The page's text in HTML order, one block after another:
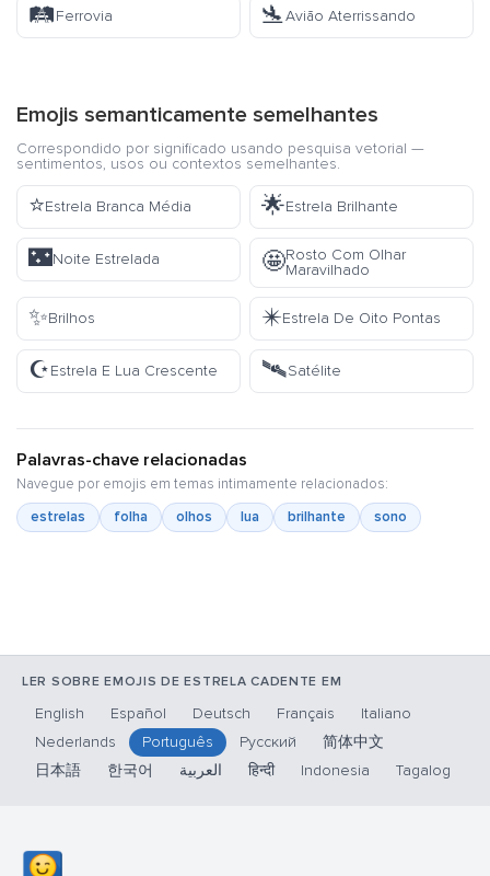
🛤️Ferrovia 🛬Avião Aterrissando
Emojis semanticamente semelhantes
Correspondido por significado usando pesquisa vetorial —
sentimentos, usos ou contextos semelhantes.
⭐Estrela Branca Média 🌟Estrela Brilhante
🌃Noite Estrelada 🤩Rosto Com Olhar
Maravilhado
✨Brilhos ✴️Estrela De Oito Pontas
☪️Estrela E Lua Crescente 🛰️Satélite
Palavras-chave relacionadas
Navegue por emojis em temas intimamente relacionados:
estrelas
folha olhos lua brilhante sono
LER SOBRE EMOJIS DE ESTRELA CADENTE EM
English Español Deutsch Français
Italiano
Nederlands
Português Русский
简体中文
日本語
한국어 العربية हिन्दी Indonesia Tagalog